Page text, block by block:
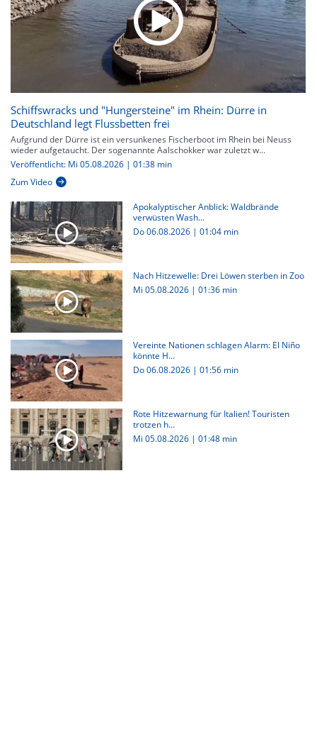
Schiffswracks und "Hungersteine" im Rhein: Dürre in
Deutschland legt Flussbetten frei
Aufgrund der Dürre ist ein versunkenes Fischerboot im Rhein bei Neuss
wieder aufgetaucht. Der sogenannte Aalschokker war zuletzt w...
Veröffentlicht: Mi 05.08.2026 | 01:38 min
Zum Video
Apokalyptischer Anblick: Waldbrände
verwüsten Wash...
Do 06.08.2026 | 01:04 min
Nach Hitzewelle: Drei Löwen sterben in Zoo
Mi 05.08.2026 | 01:36 min
Vereinte Nationen schlagen Alarm: El Niño
könnte H...
Do 06.08.2026 | 01:56 min
Rote Hitzewarnung für Italien! Touristen
trotzen h...
Mi 05.08.2026 | 01:48 min